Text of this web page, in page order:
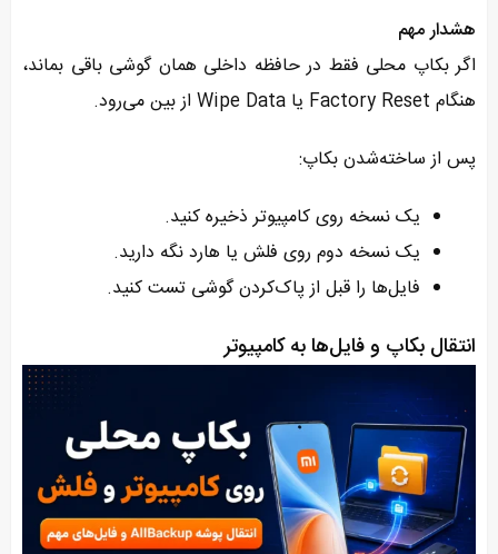
هشدار مهم
اگر بکاپ محلی فقط در حافظه داخلی همان گوشی باقی بماند،
هنگام Factory Reset یا Wipe Data از بین می‌رود.
پس از ساخته‌شدن بکاپ:
یک نسخه روی کامپیوتر ذخیره کنید.
یک نسخه دوم روی فلش یا هارد نگه دارید.
فایل‌ها را قبل از پاک‌کردن گوشی تست کنید.
انتقال بکاپ و فایل‌ها به کامپیوتر